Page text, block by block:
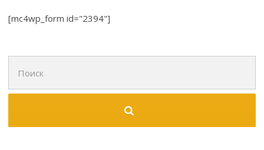
[mc4wp_form id="2394"]
для: